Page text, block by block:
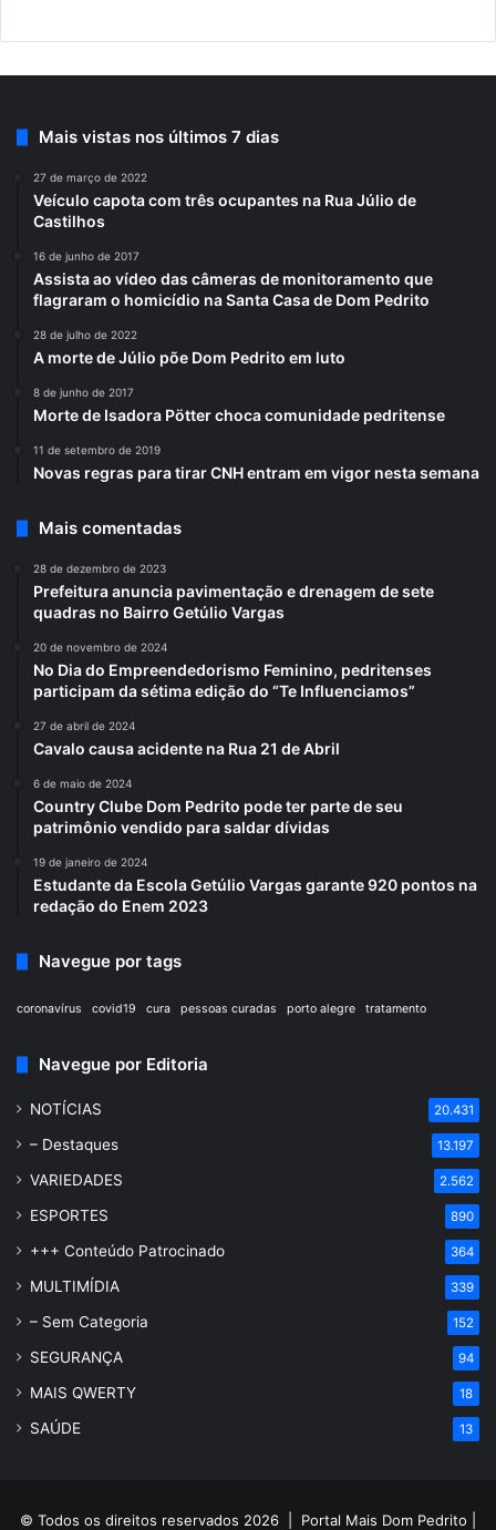
Mais vistas nos últimos 7 dias
27 de março de 2022
Veículo capota com três ocupantes na Rua Júlio de
Castilhos
16 de junho de 2017
Assista ao vídeo das câmeras de monitoramento que
flagraram o homicídio na Santa Casa de Dom Pedrito
28 de julho de 2022
A morte de Júlio põe Dom Pedrito em luto
8 de junho de 2017
Morte de Isadora Pötter choca comunidade pedritense
11 de setembro de 2019
Novas regras para tirar CNH entram em vigor nesta semana
Mais comentadas
28 de dezembro de 2023
Prefeitura anuncia pavimentação e drenagem de sete
quadras no Bairro Getúlio Vargas
20 de novembro de 2024
No Dia do Empreendedorismo Feminino, pedritenses
participam da sétima edição do “Te Influenciamos”
27 de abril de 2024
Cavalo causa acidente na Rua 21 de Abril
6 de maio de 2024
Country Clube Dom Pedrito pode ter parte de seu
patrimônio vendido para saldar dívidas
19 de janeiro de 2024
Estudante da Escola Getúlio Vargas garante 920 pontos na
redação do Enem 2023
Navegue por tags
coronavírus covid19 cura pessoas curadas porto alegre tratamento
Navegue por Editoria
NOTÍCIAS 20.431
– Destaques 13.197
VARIEDADES 2.562
ESPORTES 890
+++ Conteúdo Patrocinado 364
MULTIMÍDIA 339
– Sem Categoria 152
SEGURANÇA 94
MAIS QWERTY 18
SAÚDE 13
© Todos os direitos reservados 2026 | Portal Mais Dom Pedrito